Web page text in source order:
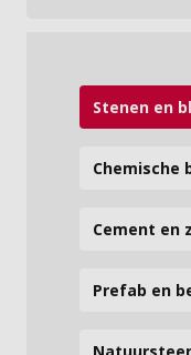
Stenen en
Chemische
Cement en
Prefab en